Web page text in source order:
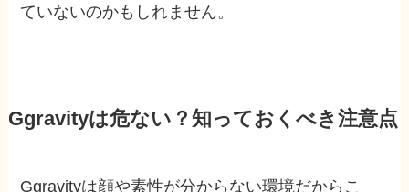
ていないのかもしれません。
Ggravityは危ない？知っておくべき注意点
Ggravityは顔や素性が分からない環境だからこ